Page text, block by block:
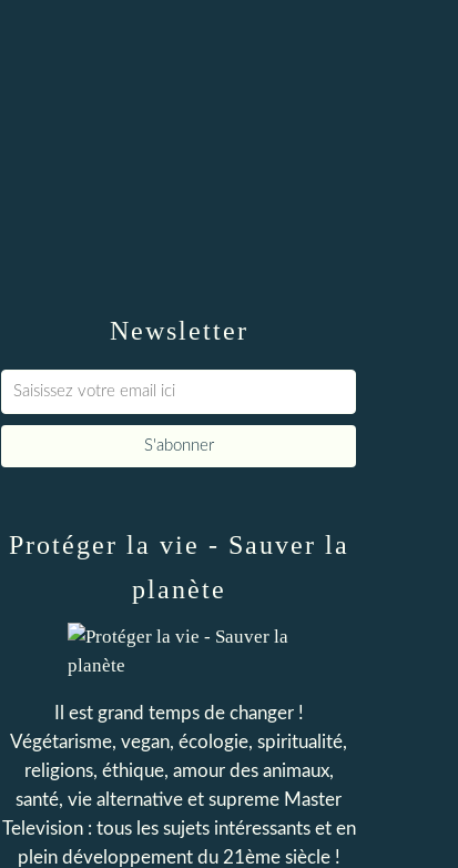
Newsletter
Protéger la vie - Sauver la
planète
Il est grand temps de changer !
Végétarisme, vegan, écologie, spiritualité,
religions, éthique, amour des animaux,
santé, vie alternative et supreme Master
Television : tous les sujets intéressants et en
plein développement du 21ème siècle !